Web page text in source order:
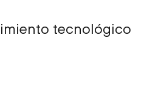
tecnológico